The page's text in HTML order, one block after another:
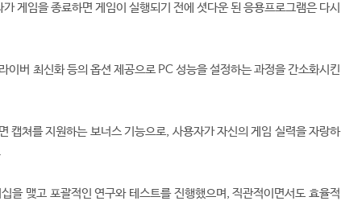
게임을 종료하면 게임이 실행되기 전에 셧다운 된 응용프로그램은 다시
이버 최신화 등의 옵션 제공으로 PC 성능을 설정하는 과정을 간소화시킨
캡쳐를 지원하는 보너스 기능으로, 사용자가 자신의 게임 실력을 자랑하
맺고 포괄적인 연구와 테스트를 진행했으며, 직관적이면서도 효율적